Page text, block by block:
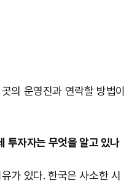
의 운영진과 연락할 방법이
자자는 무엇을 알고 있나
가 있다. 한국은 사소한 시